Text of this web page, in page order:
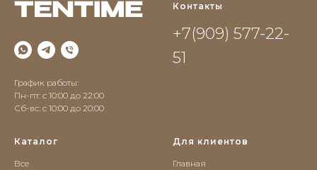
График работы:
Пн-пт: с 10:00 до 22:00
Сб-вс: c 10:00 до 20:00
Контакты
+7(909) 577-22-
51
Каталог
Все
Для клиентов
Главная